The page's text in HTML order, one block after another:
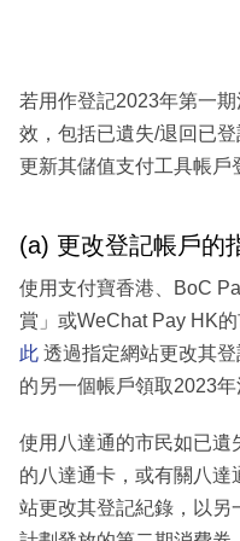
若用作登記2023年第一
效，包括已遺失/退回已
更新其儲值支付工具帳戶
(a) 更改登記帳戶的
使用支付寶香港、BoC
賞」或WeChat Pay HK
此 透過指定網站更改其
的另一個帳戶領取2023
使用八達通的市民如已遺
的八達通卡，或有關八達
站更改其登記紀錄，以另